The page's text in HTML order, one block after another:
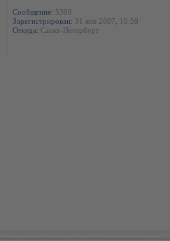
Сообщения: 5309
Зарегистрирован: 31 янв 2007, 10:59
Откуда: Санкт-Петербург